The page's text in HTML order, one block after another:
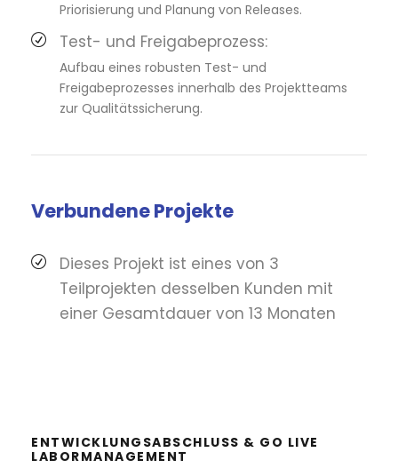
Priorisierung und Planung von Releases.
Test- und Freigabeprozess:
Aufbau eines robusten Test- und
Freigabeprozesses innerhalb des Projektteams
zur Qualitätssicherung.
Verbundene Projekte
Dieses Projekt ist eines von 3
Teilprojekten desselben Kunden mit
einer Gesamtdauer von 13 Monaten
ENTWICKLUNGSABSCHLUSS & GO LIVE
LABORMANAGEMENT